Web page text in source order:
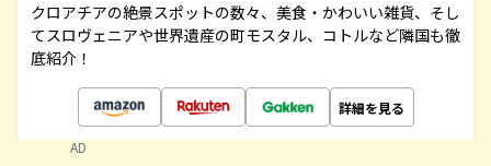
クロアチアの絶景スポットの数々、美食・かわいい雑貨、そし
てスロヴェニアや世界遺産の町モスタル、コトルなど隣国も徹
底紹介！
詳細を見る
AD